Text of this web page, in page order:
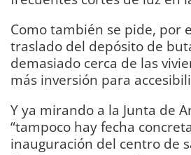
Como también se pide, por
traslado del depósito de
demasiado cerca de las
más inversión para
Y ya mirando a la Junta de
“tampoco hay fecha
inauguración del centro de